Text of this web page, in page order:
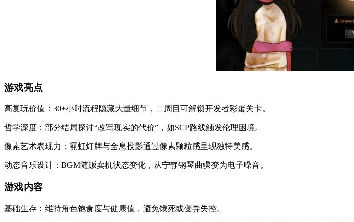
游戏亮点
高复玩价值：30+小时流程隐藏大量细节，二周目可解锁开发者彩蛋关卡。
哲学深度：部分结局探讨“改写现实的代价”，如SCP路线触发伦理困境。
像素艺术表现力：霓虹灯牌与全息投影通过像素颗粒感呈现独特美感。
动态音乐设计：BGM随贩卖机状态变化，从宁静钢琴曲骤变为电子噪音。
游戏内容
基础生存：维持角色饱食度与健康值，避免饿死或变异失控。